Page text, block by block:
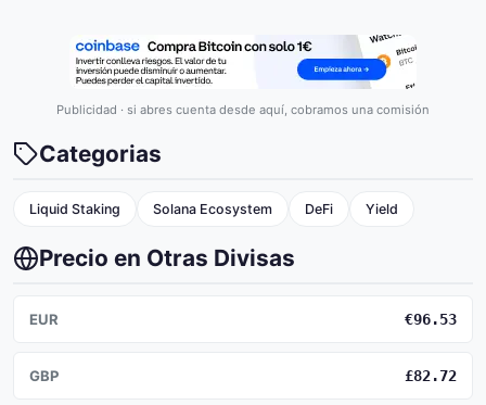
Publicidad · si abres cuenta desde aquí, cobramos una comisión
Categorias
Liquid Staking Solana Ecosystem DeFi Yield
Precio en Otras Divisas
EUR €96.53
GBP £82.72